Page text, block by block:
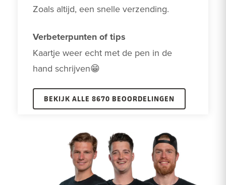
Zoals altijd, een snelle verzending.
Verbeterpunten of tips
Kaartje weer echt met de pen in de
hand schrijven😁
BEKIJK ALLE 8670 BEOORDELINGEN